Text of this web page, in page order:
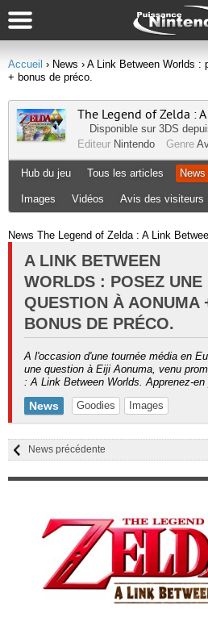
Accueil › News › A Link Between Worlds :
+ bonus de préco.
The Legend of Zelda :
Disponible sur 3DS
Editeur Nintendo Genre
Hub du jeu Tous les articles News
Images Vidéos Avis des visiteurs
News The Legend of Zelda : A Link
A LINK BETWEEN
WORLDS : POSEZ UNE
QUESTION À AONUMA
BONUS DE PRÉCO.
A l'occasion d'une tournée média en
une question à Eiji Aonuma, venu
: A Link Between Worlds. Apprenez-
News Goodies Images
News précédente